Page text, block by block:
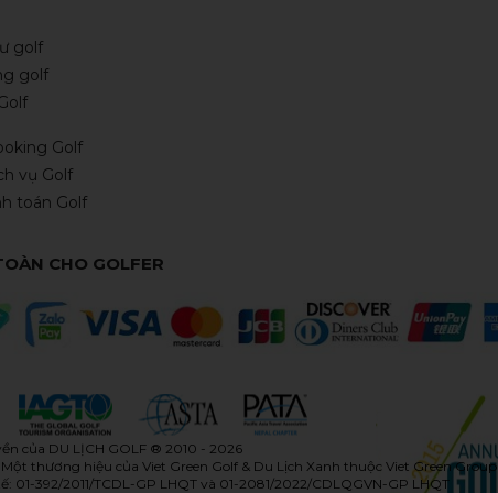
golf
golf
Golf
vụ Golf
toán Golf
CHO GOLFER
của DU LỊCH GOLF® 2010 - 2026
thương hiệu của Viet Green Golf & Du Lịch Xanh thuộc Viet Green Group
392/2011/TCDL-GP LHQT và 01-2081/2022/CDLQGVN-GP LHQT